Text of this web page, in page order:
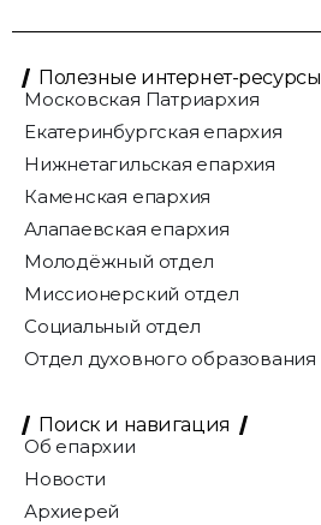
Полезные интернет-ресурсы
Московская Патриархия
Екатеринбургская епархия
Нижнетагильская епархия
Каменская епархия
Алапаевская епархия
Молодёжный отдел
Миссионерский отдел
Социальный отдел
Отдел духовного образования
Поиск и навигация
Об епархии
Новости
Архиерей